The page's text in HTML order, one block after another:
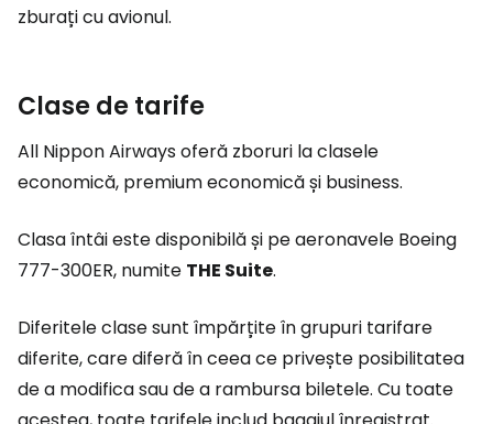
zburați cu avionul.
Clase de tarife
All Nippon Airways oferă zboruri la clasele
economică, premium economică și business.
Clasa întâi este disponibilă și pe aeronavele Boeing
777-300ER, numite THE Suite.
Diferitele clase sunt împărțite în grupuri tarifare
diferite, care diferă în ceea ce privește posibilitatea
de a modifica sau de a rambursa biletele. Cu toate